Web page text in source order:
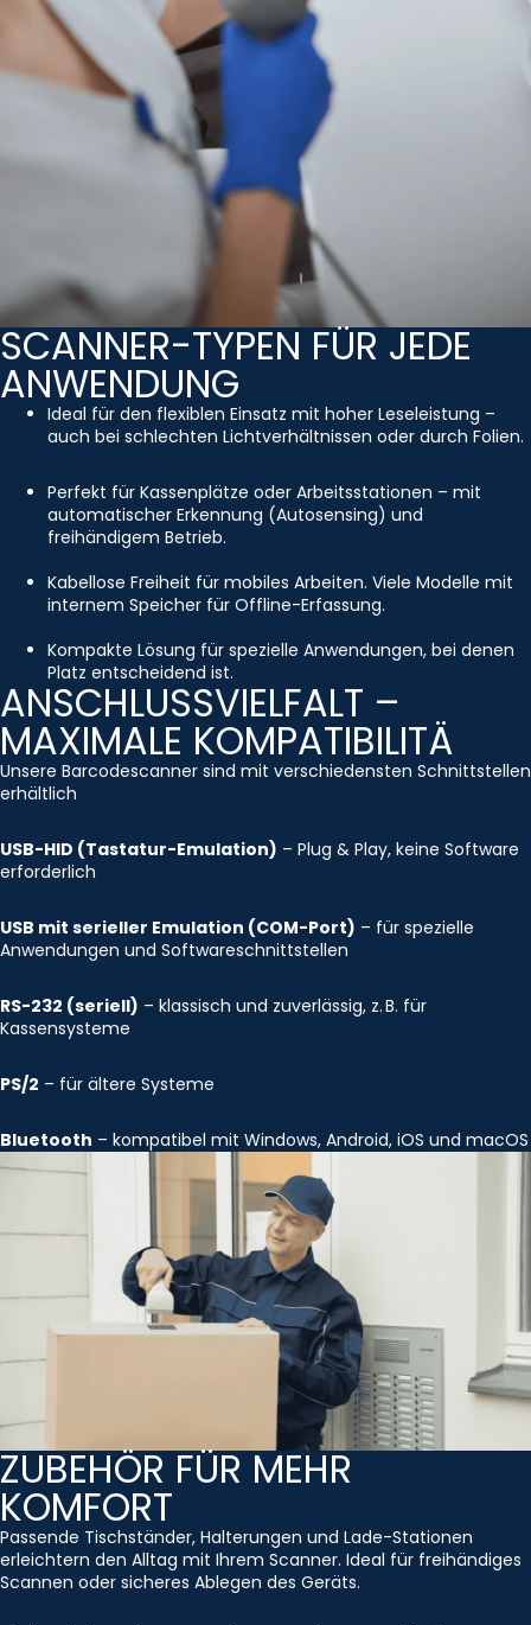
SCANNER-TYPEN FÜR JEDE
ANWENDUNG
Ideal für den flexiblen Einsatz mit hoher Leseleistung –
auch bei schlechten Lichtverhältnissen oder durch Folien.
Perfekt für Kassenplätze oder Arbeitsstationen – mit
automatischer Erkennung (Autosensing) und
freihändigem Betrieb.
Kabellose Freiheit für mobiles Arbeiten. Viele Modelle mit
internem Speicher für Offline-Erfassung.
Kompakte Lösung für spezielle Anwendungen, bei denen
Platz entscheidend ist.
ANSCHLUSSVIELFALT –
MAXIMALE KOMPATIBILITÄ
Unsere Barcodescanner sind mit verschiedensten Schnittstellen
erhältlich
USB-HID (Tastatur-Emulation) – Plug & Play, keine Software
erforderlich
USB mit serieller Emulation (COM-Port) – für spezielle
Anwendungen und Softwareschnittstellen
RS-232 (seriell) – klassisch und zuverlässig, z. B. für
Kassensysteme
PS/2 – für ältere Systeme
Bluetooth – kompatibel mit Windows, Android, iOS und macOS
ZUBEHÖR FÜR MEHR
KOMFORT
Passende Tischständer, Halterungen und Lade-Stationen
erleichtern den Alltag mit Ihrem Scanner. Ideal für freihändiges
Scannen oder sicheres Ablegen des Geräts.